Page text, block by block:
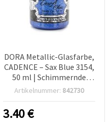
DORA Metallic-Glasfarbe,
CADENCE – Sax Blue 3154,
50 ml | Schimmernde
blaue Glasfarbe für
dekorative Kunst
Artikelnummer: 842730
3.40€